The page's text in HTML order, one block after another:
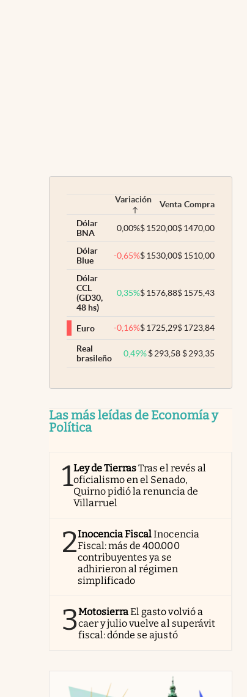
Variación Venta Compra
Dólar
BNA
0,00%$1520,00$1470,00
Dólar
Blue
-0,65%$1530,00$1510,00
Dólar
CCL
(GD30,
48 hs)
0,35%$1576,88$1575,43
Euro -0,16%$1725,29$1723,84
Real
brasileño
0,49% $293,58 $293,35
Las más leídas de Economía y
Política
1Ley de TierrasTras el revés al
oficialismo en el Senado,
Quirno pidió la renuncia de
Villarruel
2Inocencia FiscalInocencia
Fiscal: más de 400.000
contribuyentes ya se
adhirieron al régimen
simplificado
3MotosierraEl gasto volvió a
caer y julio vuelve al superávit
fiscal: dónde se ajustó